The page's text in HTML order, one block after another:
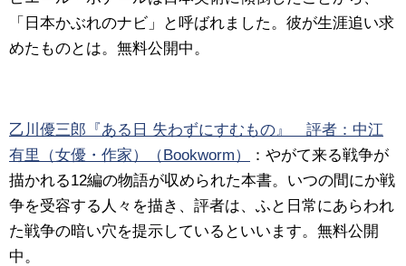
「日本かぶれのナビ」と呼ばれました。彼が生涯追い求
めたものとは。無料公開中。
乙川優三郎『ある日 失わずにすむもの』 評者：中江
有里（女優・作家）（Bookworm）
：やがて来る戦争が
描かれる12編の物語が収められた本書。いつの間にか戦
争を受容する人々を描き、評者は、ふと日常にあらわれ
た戦争の暗い穴を提示しているといいます。無料公開
中。